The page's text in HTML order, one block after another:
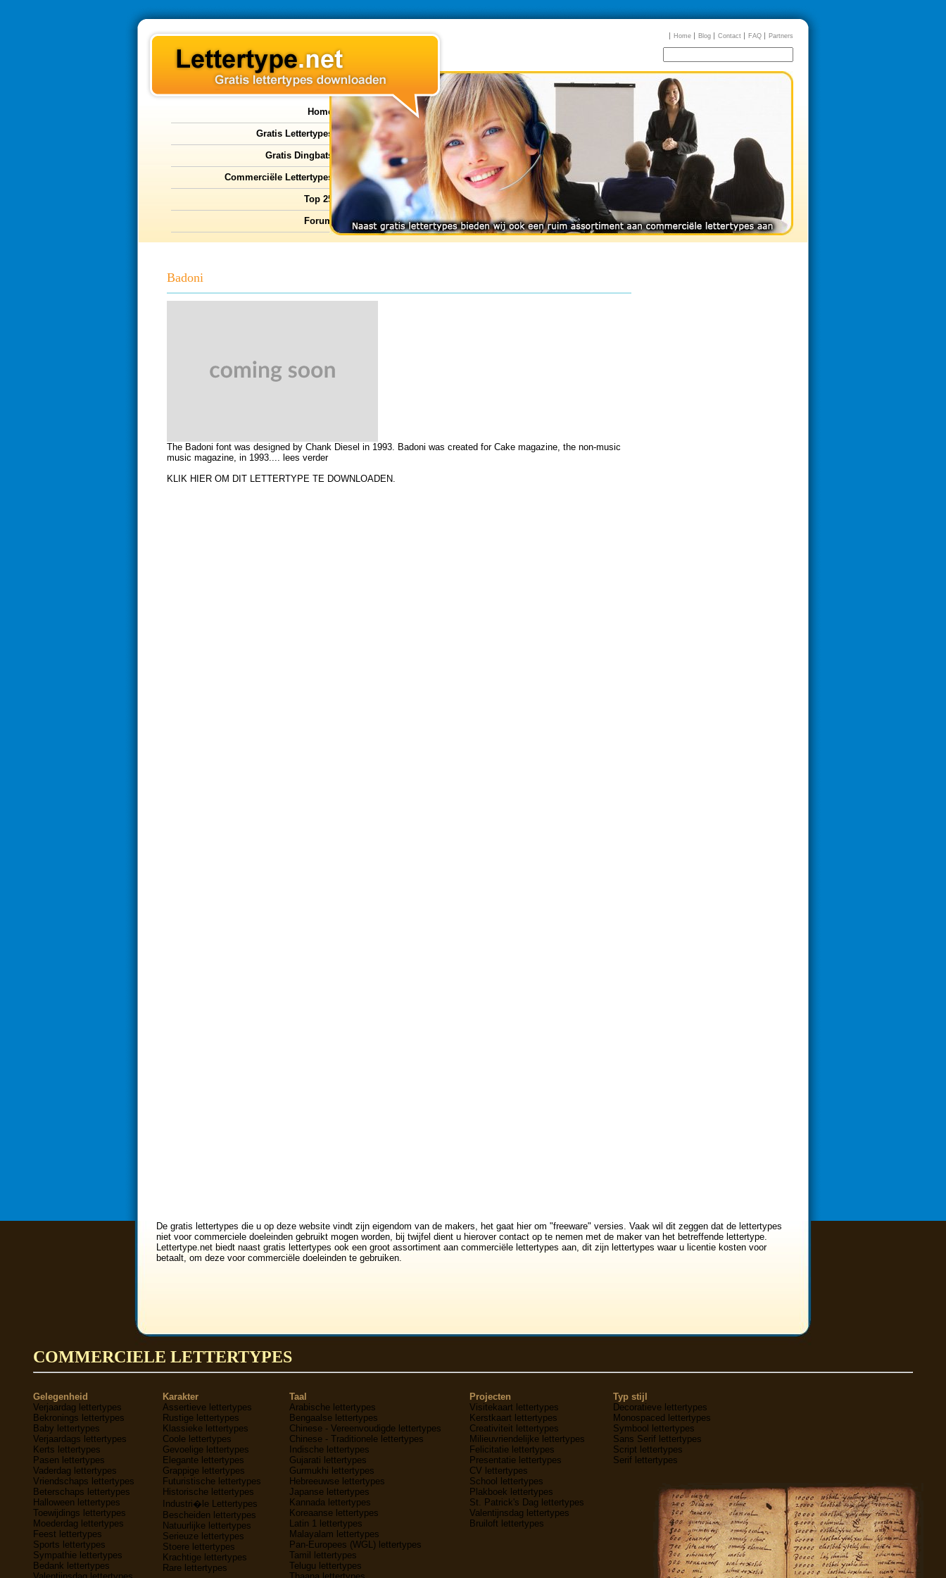
Home Blog Contact FAQ Partners
Home
Gratis Lettertypes
Gratis Dingbats
Commerciële Lettertypes
Top 25
Forum
Badoni
The Badoni font was designed by Chank Diesel in 1993. Badoni was created for Cake magazine, the non-music
music magazine, in 1993.... lees verder
KLIK HIER OM DIT LETTERTYPE TE DOWNLOADEN.
De gratis lettertypes die u op deze website vindt zijn eigendom van de makers, het gaat hier om "freeware" versies. Vaak wil dit zeggen dat de lettertypes
niet voor commerciele doeleinden gebruikt mogen worden, bij twijfel dient u hierover contact op te nemen met de maker van het betreffende lettertype.
Lettertype.net biedt naast gratis lettertypes ook een groot assortiment aan commerciële lettertypes aan, dit zijn lettertypes waar u licentie kosten voor
betaalt, om deze voor commerciële doeleinden te gebruiken.
COMMERCIELE LETTERTYPES
Gelegenheid
Verjaardag lettertypes
Bekronings lettertypes
Baby lettertypes
Verjaardags lettertypes
Kerts lettertypes
Pasen lettertypes
Vaderdag lettertypes
Vriendschaps lettertypes
Beterschaps lettertypes
Halloween lettertypes
Toewijdings lettertypes
Moederdag lettertypes
Feest lettertypes
Sports lettertypes
Sympathie lettertypes
Bedank lettertypes
Karakter
Assertieve lettertypes
Rustige lettertypes
Klassieke lettertypes
Coole lettertypes
Gevoelige lettertypes
Elegante lettertypes
Grappige lettertypes
Futuristische lettertypes
Historische lettertypes
Industri�le Lettertypes
Bescheiden lettertypes
Natuurlijke lettertypes
Serieuze lettertypes
Stoere lettertypes
Krachtige lettertypes
Rare lettertypes
Taal
Arabische lettertypes
Bengaalse lettertypes
Chinese - Vereenvoudigde lettertypes
Chinese - Traditionele lettertypes
Indische lettertypes
Gujarati lettertypes
Gurmukhi lettertypes
Hebreeuwse lettertypes
Japanse lettertypes
Kannada lettertypes
Koreaanse lettertypes
Latin 1 lettertypes
Malayalam lettertypes
Pan-Europees (WGL) lettertypes
Tamil lettertypes
Telugu lettertypes
Projecten
Visitekaart lettertypes
Kerstkaart lettertypes
Creativiteit lettertypes
Milieuvriendelijke lettertypes
Felicitatie lettertypes
Presentatie lettertypes
CV lettertypes
School lettertypes
Plakboek lettertypes
St. Patrick's Dag lettertypes
Valentijnsdag lettertypes
Bruiloft lettertypes
Typ stijl
Decoratieve lettertypes
Monospaced lettertypes
Symbool lettertypes
Sans Serif lettertypes
Script lettertypes
Serif lettertypes